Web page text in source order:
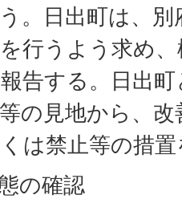
。日出町は、
行うよう求め
告する。日出
の見地から、
は禁止等の措
の確認